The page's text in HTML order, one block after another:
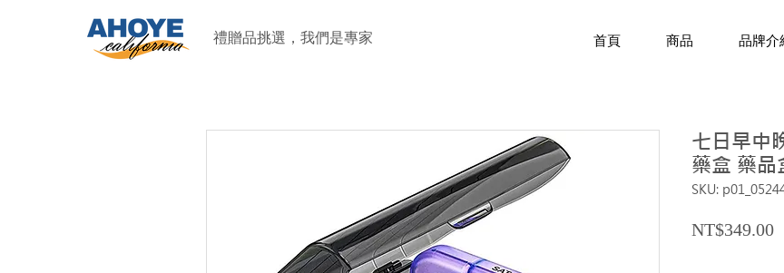
禮贈品挑選，我們是專家 首頁 商品 品牌介
七日早中
藥盒 藥品
SKU:
NT$349.00